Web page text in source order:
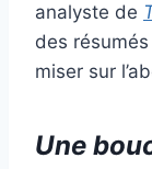
analyste de
des
miser sur
Une